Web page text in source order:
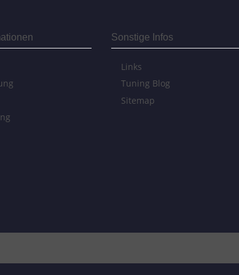
Sonstige Infos
Links
Tuning Blog
Sitemap